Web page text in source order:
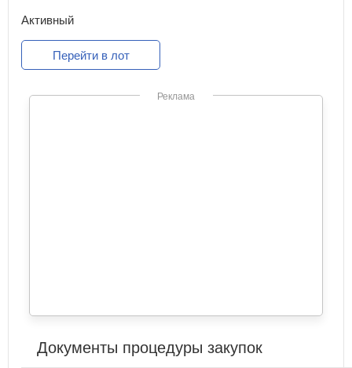
Активный
Перейти в лот
Реклама
Документы процедуры закупок